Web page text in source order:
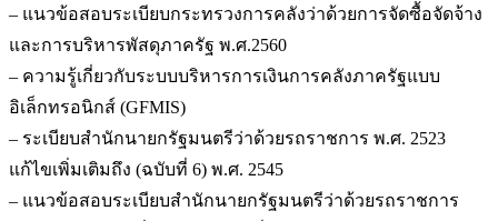
– แนวข้อสอบระเบียบกระทรวงการคลังว่าด้วยการจัดซื้อจัดจ้าง
และการบริหารพัสดุภาครัฐ พ.ศ.2560
– ความรู้เกี่ยวกับระบบบริหารการเงินการคลังภาครัฐแบบ
อิเล็กทรอนิกส์ (GFMIS)
– ระเบียบสำนักนายกรัฐมนตรีว่าด้วยรถราชการ พ.ศ. 2523
แก้ไขเพิ่มเติมถึง (ฉบับที่ 6) พ.ศ. 2545
– แนวข้อสอบระเบียบสำนักนายกรัฐมนตรีว่าด้วยรถราชการ